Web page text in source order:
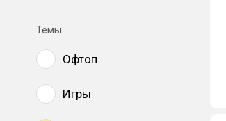
Темы
Офтоп
Игры